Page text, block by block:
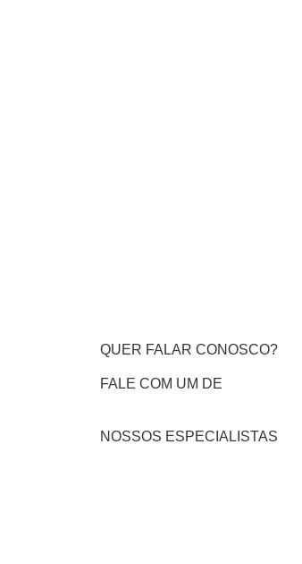
QUER FALAR CONOSCO?
FALE COM UM DE
NOSSOS ESPECIALISTAS